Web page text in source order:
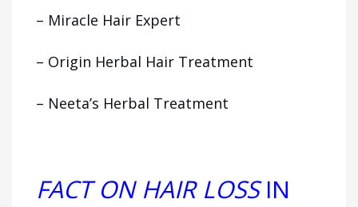
– Miracle Hair Expert
– Origin Herbal Hair Treatment
– Neeta’s Herbal Treatment
FACT ON HAIR LOSSIN